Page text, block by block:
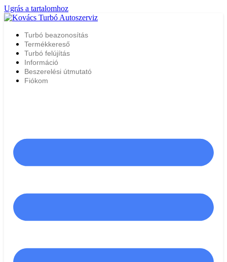
Ugrás a tartalomhoz
Turbó beazonosítás
Termékkereső
Turbó felújítás
Információ
Beszerelési útmutató
Fiókom